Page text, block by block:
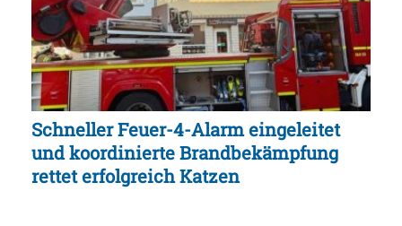
Schneller Feuer-4-Alarm eingeleitet
und koordinierte Brandbekämpfung
rettet erfolgreich Katzen